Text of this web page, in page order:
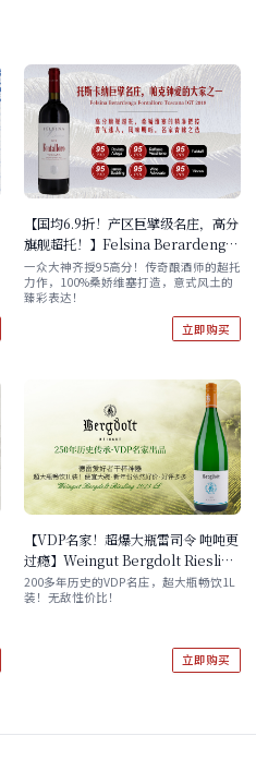
【国均6.9折！产区巨擘级名庄，高分
旗舰超托！】Felsina Berardenga
Fontalloro Toscana IGT 2018
一众大神齐授95高分！传奇酿酒师的超托
力作，100%桑娇维塞打造，意式风土的
臻彩表达！
立即购买
【VDP名家！超爆大瓶雷司令 吨吨更
过瘾】Weingut Bergdolt Riesling
2023 1000ml 单支/六支装 现货速
发！
200多年历史的VDP名庄，超大瓶畅饮1L
装！无敌性价比！
立即购买